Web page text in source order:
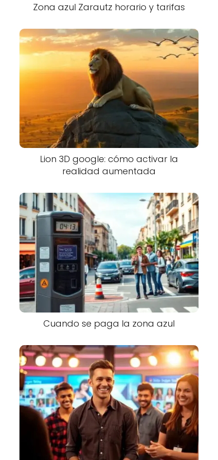
Zona azul Zarautz horario y tarifas
Lion 3D google: cómo activar la
realidad aumentada
Cuando se paga la zona azul